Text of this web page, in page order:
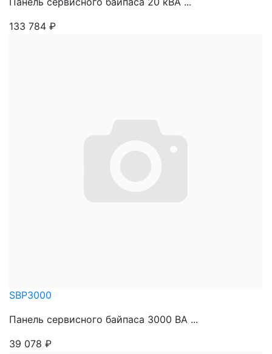
133 784 ₽
SBP3000
Панель сервисного байпаса 3000 ВА ...
39 078 ₽